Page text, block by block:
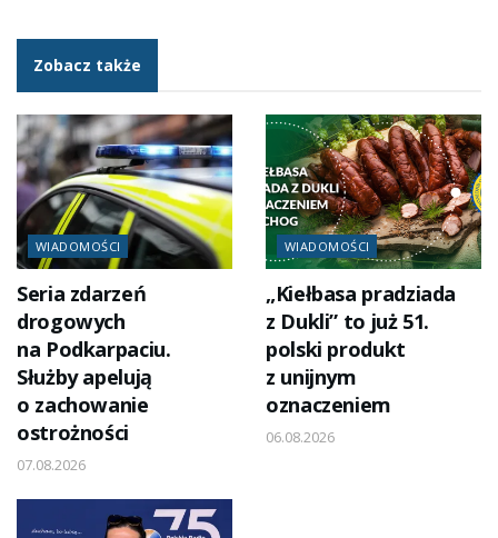
Zobacz także
WIADOMOŚCI
Seria zdarzeń
drogowych
na Podkarpaciu.
Służby apelują
o zachowanie
ostrożności
07.08.2026
WIADOMOŚCI
„Kiełbasa pradziada
z Dukli” to już 51.
polski produkt
z unijnym
oznaczeniem
06.08.2026